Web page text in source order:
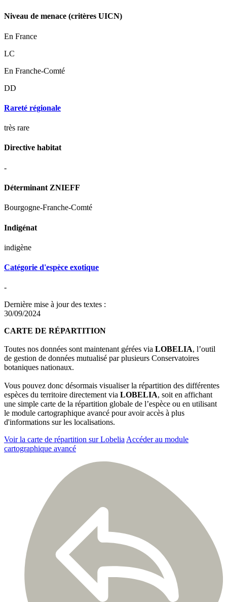
Niveau de menace (critères UICN)
En France
LC
En Franche-Comté
DD
Rareté régionale
très rare
Directive habitat
-
Déterminant ZNIEFF
Bourgogne-Franche-Comté
Indigénat
indigène
Catégorie d'espèce exotique
-
Dernière mise à jour des textes :
30/09/2024
CARTE DE RÉPARTITION
Toutes nos données sont maintenant gérées via LOBELIA, l’outil
de gestion de données mutualisé par plusieurs Conservatoires
botaniques nationaux.
Vous pouvez donc désormais visualiser la répartition des différentes
espèces du territoire directement via LOBELIA, soit en affichant
une simple carte de la répartition globale de l’espèce ou en utilisant
le module cartographique avancé pour avoir accès à plus
d'informations sur les localisations.
Voir la carte de répartition sur Lobelia Accéder au module
cartographique avancé